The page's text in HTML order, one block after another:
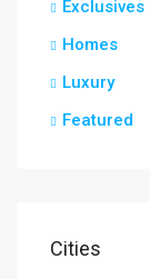
Exclusives
Homes
Luxury
Featured
Cities